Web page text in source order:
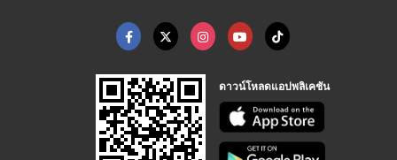
ดาวน์โหลดแอปพลิเคชัน